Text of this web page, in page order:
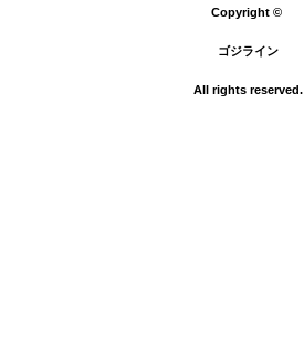
Copyright ©
ゴジライン
All rights reserved.